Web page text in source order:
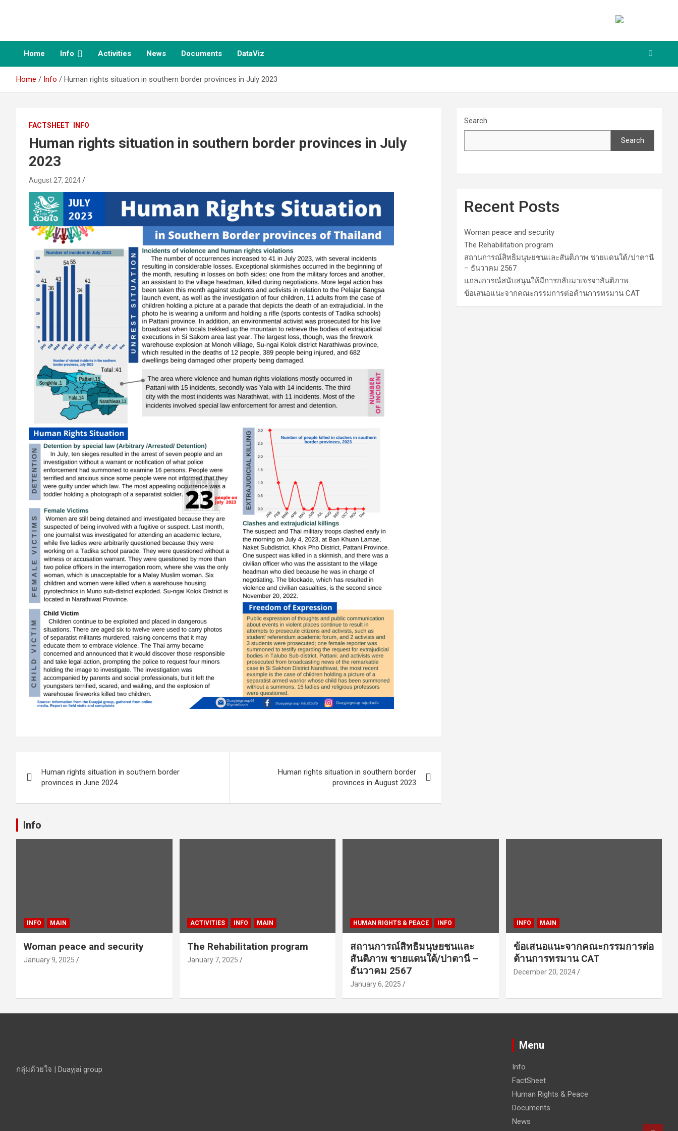
ด้วยใจ
Home Info Activities News Documents DataViz
Home Info Human rights situation in southern border provinces in July 2023
FACTSHEET INFO
Human rights situation in southern border provinces in July
2023
August 27, 2024
navigation
Human rights situation in southern border
provinces in June 2024
Human rights situation in southern border
provinces in August 2023
Search
Search
Recent Posts
Woman peace and security
The Rehabilitation program
สถานการณ์สิทธิมนุษยชนและสันติภาพ ชายแดนใต้/ปาตานี
– ธันวาคม 2567
แถลงการณ์สนับสนุนให้มีการกลับมาเจรจาสันติภาพ
ข้อเสนอแนะจากคณะกรรมการต่อต้านการทรมาน CAT
Info
INFO MAIN
Woman peace and security
January 9, 2025
ACTIVITIES INFO MAIN
The Rehabilitation program
January 7, 2025
HUMAN RIGHTS & PEACE INFO
สถานการณ์สิทธิมนุษยชนและ
สันติภาพ ชายแดนใต้/ปาตานี –
ธันวาคม 2567
January 6, 2025
INFO MAIN
ข้อเสนอแนะจากคณะกรรมการต่อ
ต้านการทรมาน CAT
December 20, 2024
กลุ่มด้วยใจ | Duayjai group
Menu
Info
FactSheet
Human Rights & Peace
Documents
News